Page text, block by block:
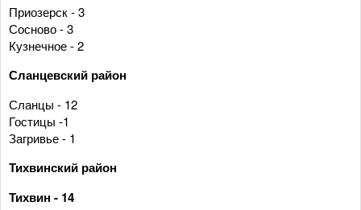
Приозерск - 3
Сосново - 3
Кузнечное - 2
Сланцевский район
Сланцы - 12
Гостицы -1
Загривье - 1
Тихвинский район
Тихвин - 14